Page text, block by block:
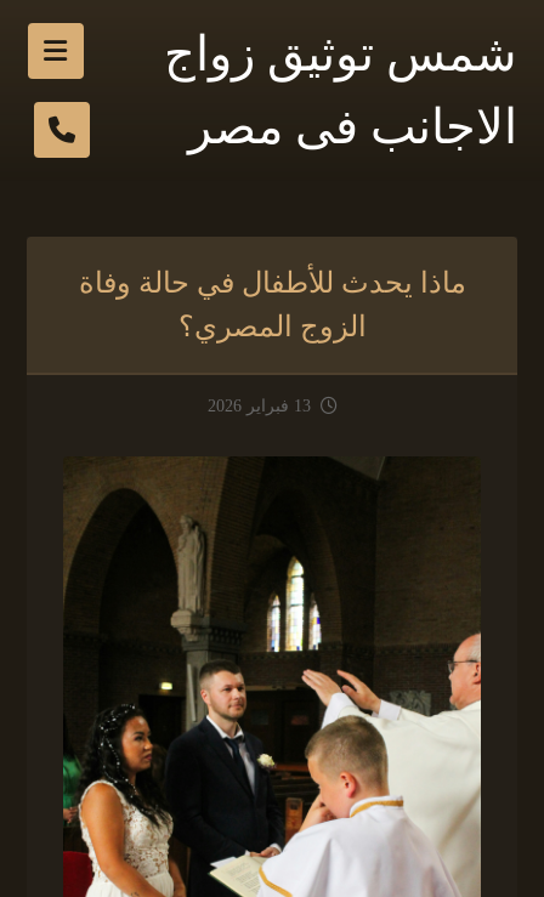
شمس توثيق زواج
الاجانب فى مصر
ماذا يحدث للأطفال في حالة وفاة
الزوج المصري؟
13 فبراير 2026